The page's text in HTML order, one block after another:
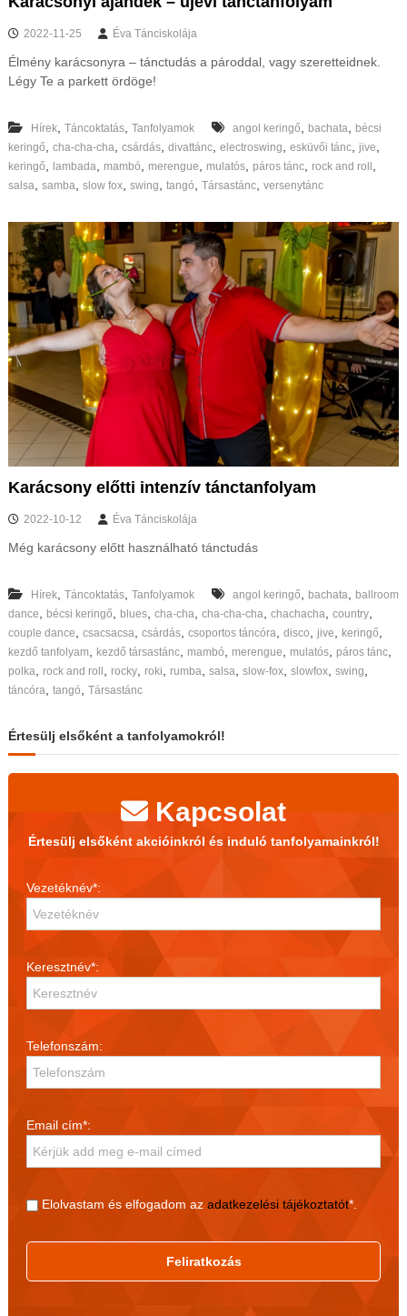
2022-11-25 Éva Tánciskolája
Élmény karácsonyra – tánctudás a pároddal, vagy szeretteidnek.
Légy Te a parkett ördöge!
Hírek, Táncoktatás, Tanfolyamok angol keringő bachata
bécsi
keringő
cha-cha-cha csárdás, divattánc, electroswing esküvői tánc, jive
keringő lambada mambó merengue mulatós, páros tánc, rock and roll
salsa samba slow fox, swing tangó Társastánc, versenytánc
Karácsony előtti intenzív tánctanfolyam
2022-10-12 Éva Tánciskolája
Még karácsony előtt használható tánctudás
Hírek, Táncoktatás, Tanfolyamok angol keringő bachata
ballroom
dance
bécsi keringő blues, cha-cha cha-cha-cha chachacha country,
couple dance csacsacsa csárdás, csoportos táncóra disco jive keringő
kezdő tanfolyam kezdő társastánc, mambó merengue mulatós, páros tánc,
polka rock and roll rocky, roki rumba salsa slow-fox, slowfox, swing
táncóra tangó Társastánc
Értesülj elsőként a tanfolyamokról!
Kapcsolat
Értesülj elsőként akcióinkról és induló tanfolyamainkról!
Vezetéknév*:
Keresztnév*:
Telefonszám:
Email cím*:
Elolvastam és elfogadom az adatkezelési tájékoztatót*.
Feliratkozás